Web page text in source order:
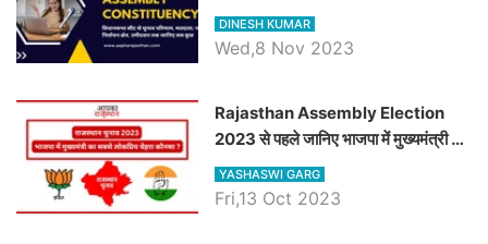
चौधरी तो अमित चौधरी होंगे भाजपा उम्मीदवार,
जानिये हनुमानगढ़ विधानसभा सीट के ताजा
DINESH KUMAR
Wed,8 Nov 2023
Rajasthan Assembly Election
2023 से पहले जानिए भाजपा में मुख्यमंत्री का
सबसे लोकप्रिय चेहरा कौनसा ?
YASHASWI GARG
Fri,13 Oct 2023